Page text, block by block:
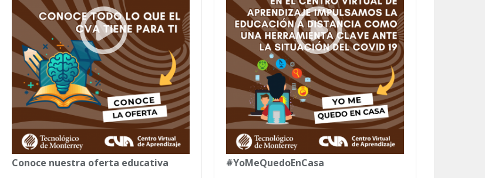
Conoce nuestra oferta educativa #YoMeQuedoEnCasa